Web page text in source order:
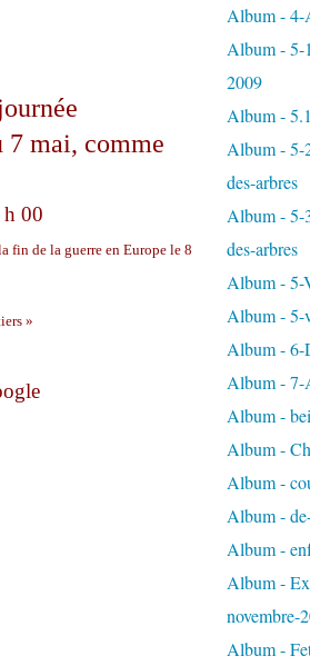
7 mai, comme
h 00
fin de la guerre en Europe le 8
»
Album - 4-
Album - 5-
2009
Album -
Album - 5-
des-arbres
Album - 5-
des-arbres
Album - 5-
Album - 5-
Album - 6-
Album - 7-
Album -
Album -
Album -
Album -
Album -
Album -
novembre-
Album -